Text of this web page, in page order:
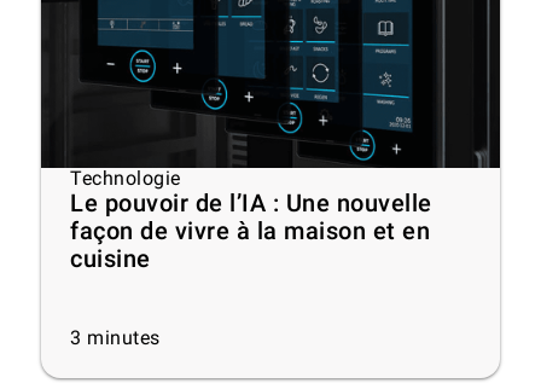
Technologie
Le pouvoir de l’IA : Une nouvelle
façon de vivre à la maison et en
cuisine
3 minutes